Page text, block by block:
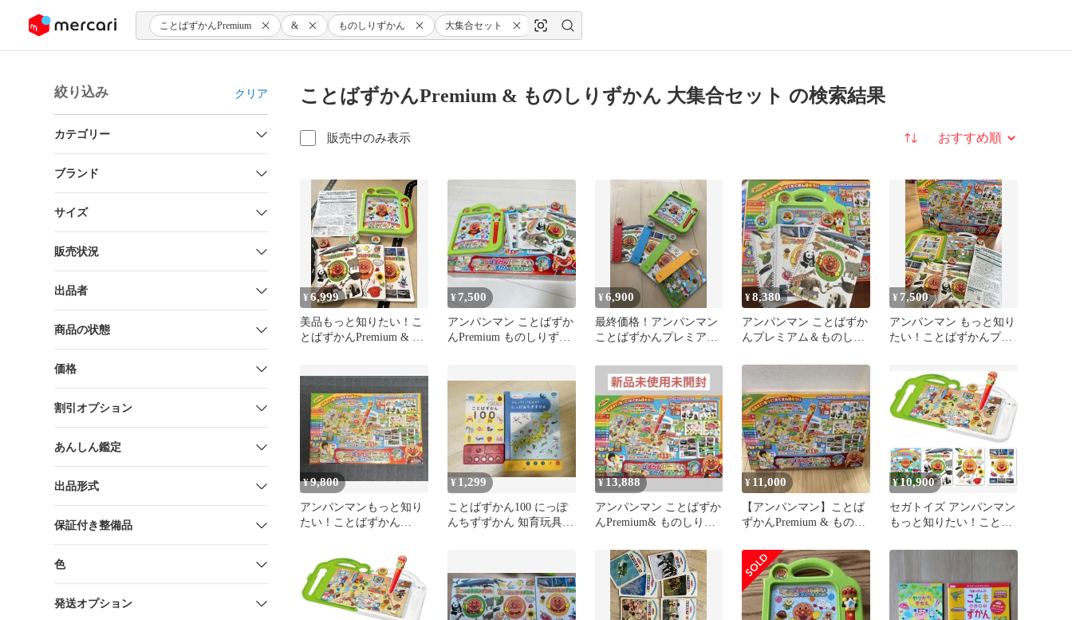
ツにスキップ ことばずかんPremium & ものしりずかん 大集合セット
絞り込み クリア
カテゴリー
ブランド
サイズ
販売状況
出品者
商品の状態
価格
割引オプション
あんしん鑑定
出品形式
保証付き整備品
色
発送オプション
ことばずかんPremium & ものしりずかん 大集合セット の検索結果
販売中のみ表示 並び替え
¥6,999
美品もっと知りたい！こ
とばずかんPremium & も
¥ 7,500
アンパンマン ことばずか
んPremium ものしりずか
¥6,900
最終価格！アンパンマン
ことばずかんプレミア
合セット
¥8,380
アンパンマン ことばずか
んプレミアム＆ものしり
¥ 7,500
アンパンマン もっと知り
たい！ことばずかんプレ
¥9,800
アンパンマンもっと知り
たい！ことばずかん
¥ 1,299
ことばずかん100 にっぽ
んちずずかん 知育玩具セ
¥13,888
アンパンマン ことばずか
んPremium& ものしりず
¥ 11,000
【アンパンマン】ことば
ずかんPremium & ものし
冊
¥10,900
セガトイズ アンパンマン
もっと知りたい！ことば
りずかん 大集合セット